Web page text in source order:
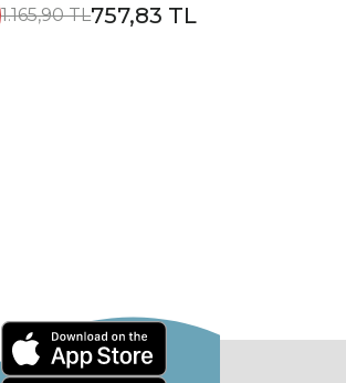
1.165,90 TL757,83 TL